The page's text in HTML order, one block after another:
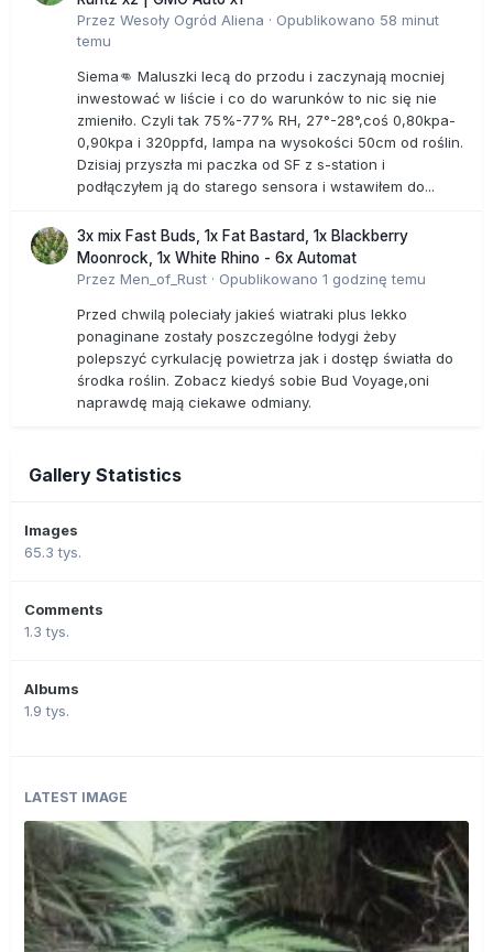
Przez Wesoły Ogród Aliena · Opublikowano 58 minut
temu
Siema👊 Maluszki lecą do przodu i zaczynają mocniej
inwestować w liście i co do warunków to nic się nie
zmieniło. Czyli tak 75%-77% RH, 27°-28°,coś 0,80kpa-
0,90kpa i 320ppfd, lampa na wysokości 50cm od roślin.
Dzisiaj przyszła mi paczka od SF z s-station i
podłączyłem ją do starego sensora i wstawiłem do...
3x mix Fast Buds, 1x Fat Bastard, 1x Blackberry
Moonrock, 1x White Rhino - 6x Automat
Przez Men_of_Rust · Opublikowano 1 godzinę temu
Przed chwilą poleciały jakieś wiatraki plus lekko
ponaginane zostały poszczególne łodygi żeby
polepszyć cyrkulację powietrza jak i dostęp światła do
środka roślin. Zobacz kiedyś sobie Bud Voyage,oni
naprawdę mają ciekawe odmiany.
Gallery Statistics
Images
65.3 tys.
Comments
1.3 tys.
Albums
1.9 tys.
LATEST IMAGE